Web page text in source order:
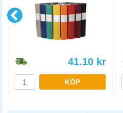
41.10 kr
KÖP